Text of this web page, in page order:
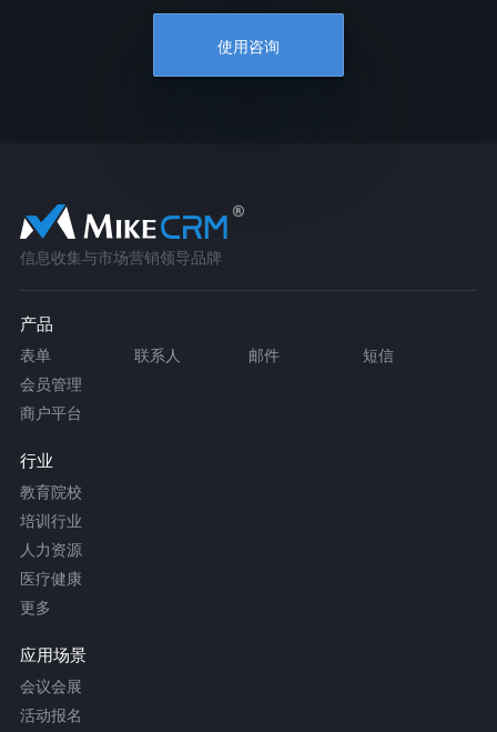
使用咨询
信息收集与市场营销领导品牌
产品
表单 联系人 邮件
短信
会员管理
商户平台
行业
教育院校
培训行业
人力资源
医疗健康
更多
应用场景
会议会展
活动报名